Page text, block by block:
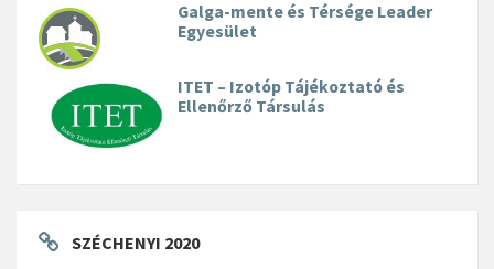
Galga-mente és Térsége Leader
Egyesület
ITET – Izotóp Tájékoztató és
Ellenőrző Társulás
SZÉCHENYI 2020